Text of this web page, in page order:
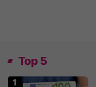
Top 5